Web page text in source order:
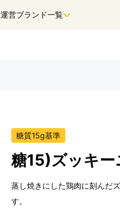
運営ブランド一覧
糖質15g基準
糖15)ズッキー
蒸し焼きにした鶏肉に刻んだ
す。